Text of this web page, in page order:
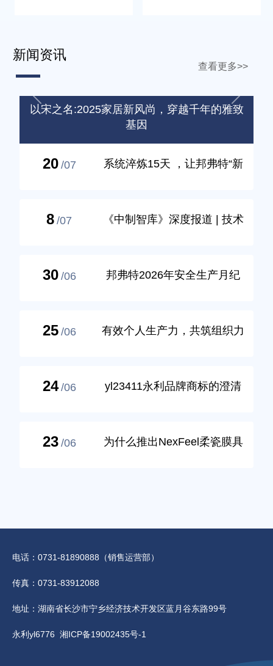
新闻资讯
查看更多>>
Previous Next
以宋之名:2025家居新风尚，穿越千年的雅致
基因
20 /07
系统淬炼15天 ，让邦弗特“新
8 /07
《中制智库》深度报道 | 技术
30 /06
邦弗特2026年安全生产月纪
25 /06
有效个人生产力，共筑组织力
24 /06
yl23411永利品牌商标的澄清
23 /06
为什么推出NexFeel柔瓷膜具
电话：0731-81890888（销售运营部）
传真：0731-83912088
地址：湖南省长沙市宁乡经济技术开发区蓝月谷东路99号
永利yl6776 湘ICP备19002435号-1